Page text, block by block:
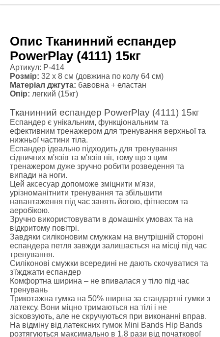
Опис Тканинний еспандер
PowerPlay (4111) 15кг
Артикул: P-414
Розмір: 32 х 8 см (довжина по колу 64 см)
Матеріал джгута: бавовна + еластан
Опір: легкий (15кг)
Тканинний еспандер PowerPlay (4111) 15кг
Еспандер є унікальним, функціональним та
ефективним тренажером для тренування верхньої та
нижньої частини тіла.
Еспандер ідеально підходить для тренування
сідничних м'язів та м'язів ніг, тому що з цим
тренажером дуже зручно робити розведення та
випади на ноги.
Цей аксесуар допоможе зміцнити м'язи,
урізноманітнити тренування та збільшити
навантаження під час занять йогою, фітнесом та
аеробікою.
Зручно використовувати в домашніх умовах та на
відкритому повітрі.
Завдяки силіконовим смужкам на внутрішній стороні
еспандера петля завжди залишається на місці під час
тренування.
Силіконові смужки всередині не дають скочуватися та
з'їжджати еспандер
Комфортна ширина – не впивалася у тіло під час
тренувань
Трикотажна гумка на 50% ширша за стандартні гумки з
латексу. Вони міцно тримаються на тілі і не
зісковзують, але не скручуються при виконанні вправ.
На відміну від латексних гумок Mini Bands Hip Bands
розтягуються максимально в 1,8 рази від початкової